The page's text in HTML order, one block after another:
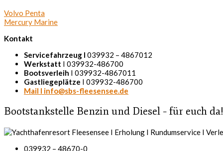
Volvo Penta
Mercury Marine
Kontakt
Servicefahrzeug I 039932 – 4867012
Werkstatt I 039932-486700
Bootsverleih I 039932-4867011
Gastliegeplätze I 039932-486700
Mail I info@sbs-fleesensee.de
Bootstankstelle Benzin und Diesel – für euch da!
039932 – 48670-0